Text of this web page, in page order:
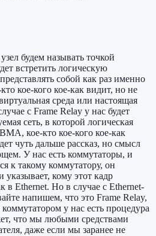
будем называть точкой
встретить логическую
собой как раз именно
кое-кого кое-как видит, но не
среда или настоящая
с Frame Relay у нас будет
сеть, в которой логическая
кое-кто кое-кого кое-как
чуть дальше рассказ, но смысл
У нас есть коммутаторы, и
к такому коммутатору, он
указывает, кому этот кадр
в Ethernet. Но в случае с Ethernet-
напишем, что это Frame Relay,
у нас есть процедура
что мы любыми средствами
даже если мы заранее не